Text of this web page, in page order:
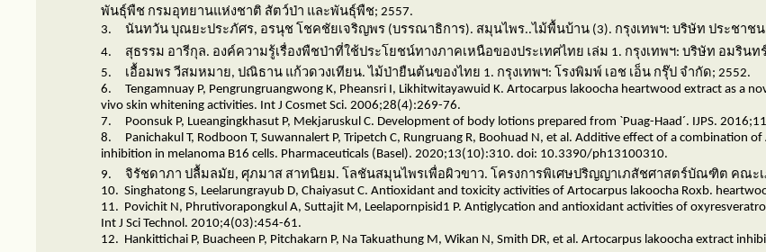
พันธุ์พืช กรมอุทยานแห่งชาติ สัตว์ป่า และพันธุ์พืช; 2557.
3.
นันทวัน บุณยะประภัศร, อรนุช โชคชัยเจริญพร (บรรณาธิการ). สมุนไพร..ไม้พื้นบ้าน (3). กรุงเทพฯ: บริษัท ประชาช
4.
สุธรรม อารีกุล. องค์ความรู้เรื่องพืชป่าที่ใช้ประโยชน์ทางภาคเหนือของประเทศไทย เล่ม 1. กรุงเทพฯ: บริษัท อมริน
5.
เอื้อมพร วีสมหมาย, ปณิธาน แก้วดวงเทียน. ไม้ป่ายืนต้นของไทย 1. กรุงเทพฯ: โรงพิมพ์ เอช เอ็น กรุ๊ป จำกัด; 2552.
6.
Tengamnuay P, Pengrungruangwong K, Pheansri I, Likhitwitayawuid K. Artocarpus lakoocha heartwood extract as a
vivo skin whitening activities. Int J Cosmet Sci. 2006;28(4):269-76.
7.
Poonsuk P, Lueangingkhasut P, Mekjaruskul C. Development of body lotions prepared from `Puag-Haad´. IJPS.
8.
Panichakul T, Rodboon T, Suwannalert P, Tripetch C, Rungruang R, Boohuad N, et al. Additive effect of a combination
inhibition in melanoma B16 cells. Pharmaceuticals (Basel). 2020;13(10):310. doi: 10.3390/ph13100310.
9.
จิรัชดาภา ปลื้มลมัย, ศุภมาส สาทนิยม. โลชันสมุนไพรเพื่อผิวขาว. โครงการพิเศษปริญญาเภสัชศาสตร์บัณฑิต คณะ
10. Singhatong S, Leelarungrayub D, Chaiyasut C. Antioxidant and toxicity activities of Artocarpus lakoocha Roxb.
11. Povichit N, Phrutivorapongkul A, Suttajit M, Leelapornpisid1 P. Antiglycation and antioxidant activities of
Int J Sci Technol. 2010;4(03):454-61.
12. Hankittichai P, Buacheen P, Pitchakarn P, Na Takuathung M, Wikan N, Smith DR, et al. Artocarpus lakoocha extract